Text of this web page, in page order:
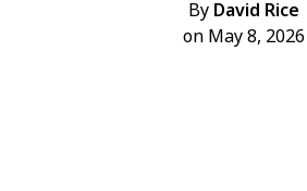
By David Rice
on May 8, 2026